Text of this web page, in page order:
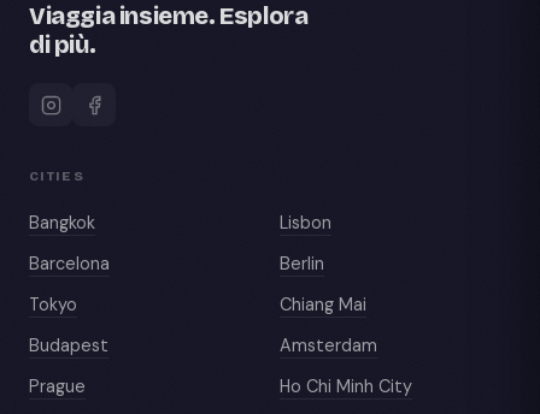
Viaggia insieme. Esplora
di più.
CITIES
Bangkok
Lisbon
Barcelona
Berlin
Tokyo
Chiang Mai
Budapest
Amsterdam
Prague
Ho Chi Minh City